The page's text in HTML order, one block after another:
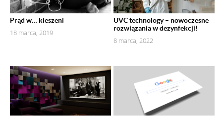
Prąd w… kieszeni
18 marca, 2019
UVC technology – nowoczesne
rozwiązania w dezynfekcji!
8 marca, 2022